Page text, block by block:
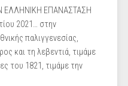
ΕΛΛΗΝΙΚΗ ΕΠΑΝΑΣΤΑΣΗ
2021… στην
παλιγγενεσίας,
και τη λεβεντιά, τιμάμε
του 1821, τιμάμε την